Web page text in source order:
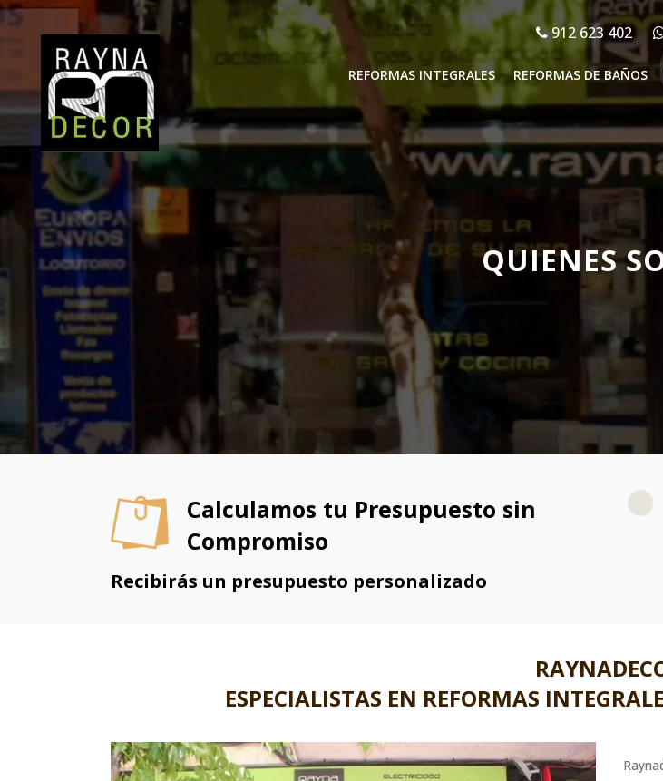
912 623 402
REFORMAS INTEGRALES REFORMAS DE BAÑOS
QUIENES
Calculamos tu Presupuesto sin
Compromiso
Recibirás un presupuesto personalizado
ESPECIALISTAS EN REFORMAS